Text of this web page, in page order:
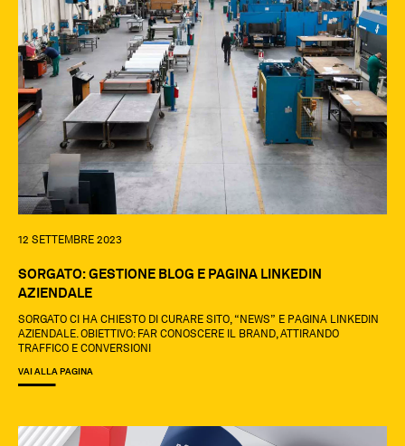
12 SETTEMBRE 2023
SORGATO: GESTIONE BLOG E PAGINA LINKEDIN
AZIENDALE
SORGATO CI HA CHIESTO DI CURARE SITO, “NEWS” E PAGINA LINKEDIN
AZIENDALE. OBIETTIVO: FAR CONOSCERE IL BRAND, ATTIRANDO
TRAFFICO E CONVERSIONI
VAI ALLA PAGINA